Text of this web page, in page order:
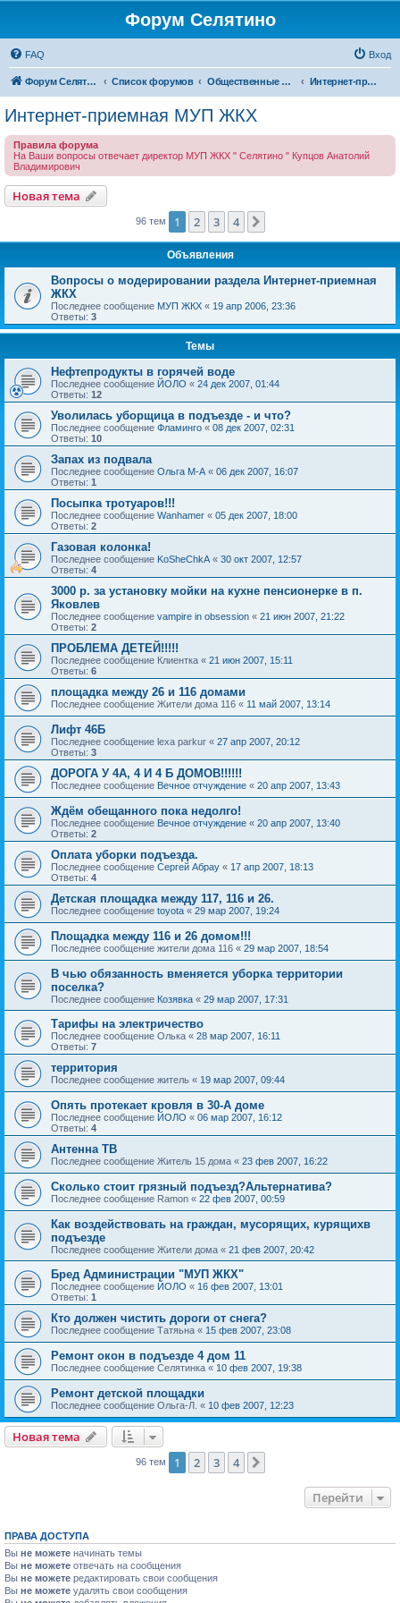
Форум Селятино
FAQ Вход
Форум Селятино Список форумов Общественные интернет-приемные Интернет-приемная МУП ЖКХ
Интернет-приемная МУП ЖКХ
Правила форума
На Ваши вопросы отвечает директор МУП ЖКХ " Селятино " Купцов Анатолий
Владимирович
Новая тема
96 тем 1 2 3 4
Объявления
Вопросы о модерировании раздела Интернет-приемная
ЖКХ
Последнее сообщение МУП ЖКХ « 19 апр 2006, 23:36
Ответы: 3
Темы
Нефтепродукты в горячей воде
Последнее сообщение ЙОЛО « 24 дек 2007, 01:44
Ответы: 12
Уволилась уборщица в подъезде - и что?
Последнее сообщение Фламинго « 08 дек 2007, 02:31
Ответы: 10
Запах из подвала
Последнее сообщение Ольга М-А « 06 дек 2007, 16:07
Ответы: 1
Посыпка тротуаров!!!
Последнее сообщение Wanhamer « 05 дек 2007, 18:00
Ответы: 2
Газовая колонка!
Последнее сообщение KoSheChkA « 30 окт 2007, 12:57
Ответы: 4
3000 р. за установку мойки на кухне пенсионерке в п.
Яковлев
Последнее сообщение vampire in obsession « 21 июн 2007, 21:22
Ответы: 2
ПРОБЛЕМА ДЕТЕЙ!!!!!
Последнее сообщение Клиентка « 21 июн 2007, 15:11
Ответы: 6
площадка между 26 и 116 домами
Последнее сообщение Жители дома 116 « 11 май 2007, 13:14
Лифт 46Б
Последнее сообщение lexa parkur « 27 апр 2007, 20:12
Ответы: 3
ДОРОГА У 4А, 4 И 4 Б ДОМОВ!!!!!!
Последнее сообщение Вечное отчуждение « 20 апр 2007, 13:43
Ждём обещанного пока недолго!
Последнее сообщение Вечное отчуждение « 20 апр 2007, 13:40
Ответы: 2
Оплата уборки подъезда.
Последнее сообщение Сергей Абрау « 17 апр 2007, 18:13
Ответы: 4
Детская площадка между 117, 116 и 26.
Последнее сообщение toyota « 29 мар 2007, 19:24
Площадка между 116 и 26 домом!!!
Последнее сообщение жители дома 116 « 29 мар 2007, 18:54
В чью обязанность вменяется уборка территории
поселка?
Последнее сообщение Козявка « 29 мар 2007, 17:31
Тарифы на электричество
Последнее сообщение Oлькa « 28 мар 2007, 16:11
Ответы: 7
территория
Последнее сообщение житель « 19 мар 2007, 09:44
Опять протекает кровля в 30-А доме
Последнее сообщение ЙОЛО « 06 мар 2007, 16:12
Ответы: 4
Антенна ТВ
Последнее сообщение Житель 15 дома « 23 фев 2007, 16:22
Сколько стоит грязный подъезд?Альтернатива?
Последнее сообщение Ramon « 22 фев 2007, 00:59
Как воздействовать на граждан, мусорящих, курящихв
подъезде
Последнее сообщение Жители дома « 21 фев 2007, 20:42
Бред Администрации "МУП ЖКХ"
Последнее сообщение ЙОЛО « 16 фев 2007, 13:01
Ответы: 1
Кто должен чистить дороги от снега?
Последнее сообщение Татяьна « 15 фев 2007, 23:08
Ремонт окон в подъезде 4 дом 11
Последнее сообщение Селятинка « 10 фев 2007, 19:38
Ремонт детской площадки
Последнее сообщение Ольга-Л. « 10 фев 2007, 12:23
Новая тема
96 тем 1 2 3 4
Перейти
ПРАВА ДОСТУПА
Вы не можете начинать темы
Вы не можете отвечать на сообщения
Вы не можете редактировать свои сообщения
Вы не можете удалять свои сообщения